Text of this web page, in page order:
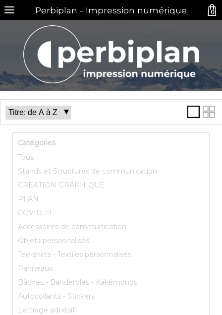
Perbiplan - Impression numérique
Catégories
Tous
Stands et Structures de communication
CREATION GRAPHIQUE
PLAN
COVID 19
Accessoires de communication
Objets personnalisés
Tee-shirts - Textiles personnalisés
Panneaux
Bâches - Banderoles - Kakémonos
Autocollants - Stickers
Lettrage adhésif
0